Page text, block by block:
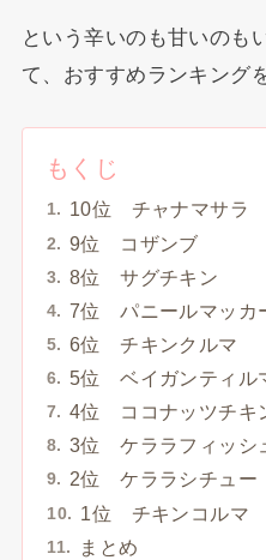
という辛いのも甘いのも
て、おすすめランキング
もくじ
10位 チャナマサラ
9位 コザンブ
8位 サグチキン
7位 パニールマッカ
6位 チキンクルマ
5位 ベイガンティル
4位 ココナッツチキ
3位 ケララフィッシ
2位 ケララシチュー
1位 チキンコルマ
まとめ